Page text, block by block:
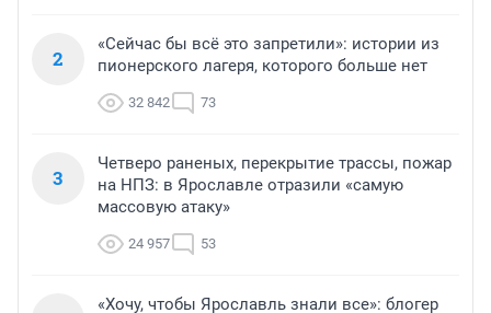
2
«Сейчас бы всё это запретили»: истории из
пионерского лагеря, которого больше нет
32 842 73
3
Четверо раненых, перекрытие трассы, пожар
на НПЗ: в Ярославле отразили «самую
массовую атаку»
24 957 53
«Хочу, чтобы Ярославль знали все»: блогер